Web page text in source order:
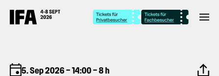
5. Sep 2026 – 14:00 – 8 h